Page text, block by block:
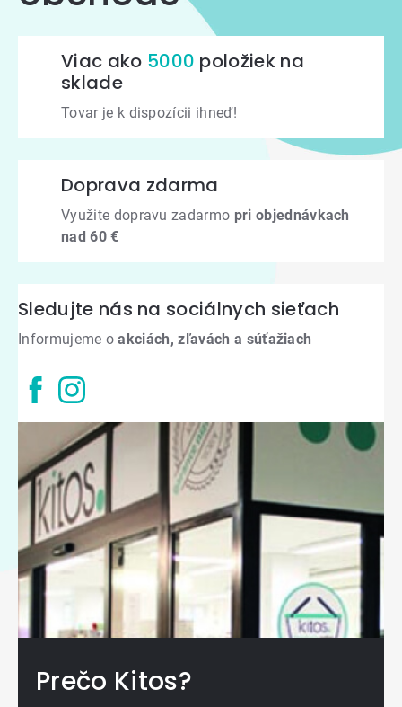
Viac ako 5000 položiek na
sklade
Tovar je k dispozícii ihneď!
Doprava zdarma
Využite dopravu zadarmo pri objednávkach
nad 60 €
Sledujte nás na sociálnych sieťach
Informujeme oakciách, zľavách a súťažiach
Prečo Kitos?